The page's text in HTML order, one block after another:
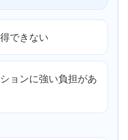
できない
ョンに強い負担があ